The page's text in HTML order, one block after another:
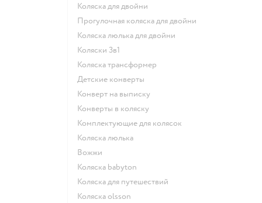
Коляска для двойни
Прогулочная коляска для двойни
Коляска люлька для двойни
Коляски 3в1
Коляска трансформер
Детские конверты
Конверт на выписку
Конверты в коляску
Комплектующие для колясок
Коляска люлька
Вожжи
Коляска babyton
Коляска для путешествий
Коляска olsson